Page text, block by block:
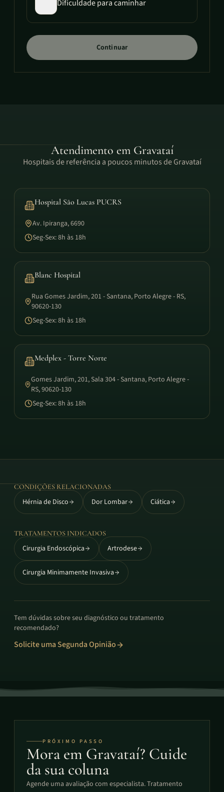
Dificuldade para caminhar
Continuar
Atendimento em Gravataí
Hospitais de referência a poucos minutos de Gravataí
Hospital São Lucas PUCRS
Av. Ipiranga, 6690
Seg-Sex: 8h às 18h
Blanc Hospital
Rua Gomes Jardim, 201 - Santana, Porto Alegre - RS,
90620-130
Seg-Sex: 8h às 18h
Medplex - Torre Norte
Gomes Jardim, 201, Sala 304 - Santana, Porto Alegre -
RS, 90620-130
Seg-Sex: 8h às 18h
CONDIÇÕES RELACIONADAS
Hérnia de Disco Dor Lombar Ciática
TRATAMENTOS INDICADOS
Cirurgia Endoscópica Artrodese
Cirurgia Minimamente Invasiva
Tem dúvidas sobre seu diagnóstico ou tratamento
recomendado?
Solicite uma Segunda Opinião
PRÓXIMO PASSO
Mora em Gravataí? Cuide
da sua coluna
Agende uma avaliação com especialista. Tratamento